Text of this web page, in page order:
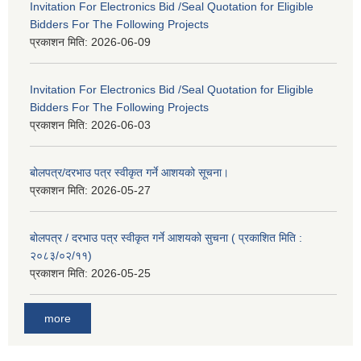
Invitation For Electronics Bid /Seal Quotation for Eligible
Bidders For The Following Projects
प्रकाशन मिति: 2026-06-09
Invitation For Electronics Bid /Seal Quotation for Eligible
Bidders For The Following Projects
प्रकाशन मिति: 2026-06-03
बोलपत्र/दरभाउ पत्र स्वीकृत गर्ने आशयको सूचना।
प्रकाशन मिति: 2026-05-27
बोलपत्र / दरभाउ पत्र स्वीकृत गर्ने आशयको सुचना ( प्रकाशित मिति :
२०८३/०२/११)
प्रकाशन मिति: 2026-05-25
more